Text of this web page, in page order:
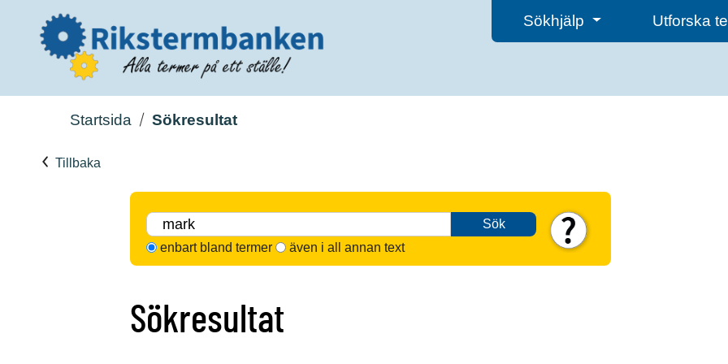
Sökhjälp Utforska
Startsida Sökresultat
Tillbaka
Sök
enbart bland termer
även i all annan text
Sökresultat